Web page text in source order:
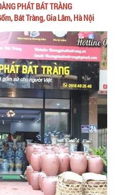
PHÁT BÁT TRÀNG
Bát Tràng, Gia Lâm, Hà Nội